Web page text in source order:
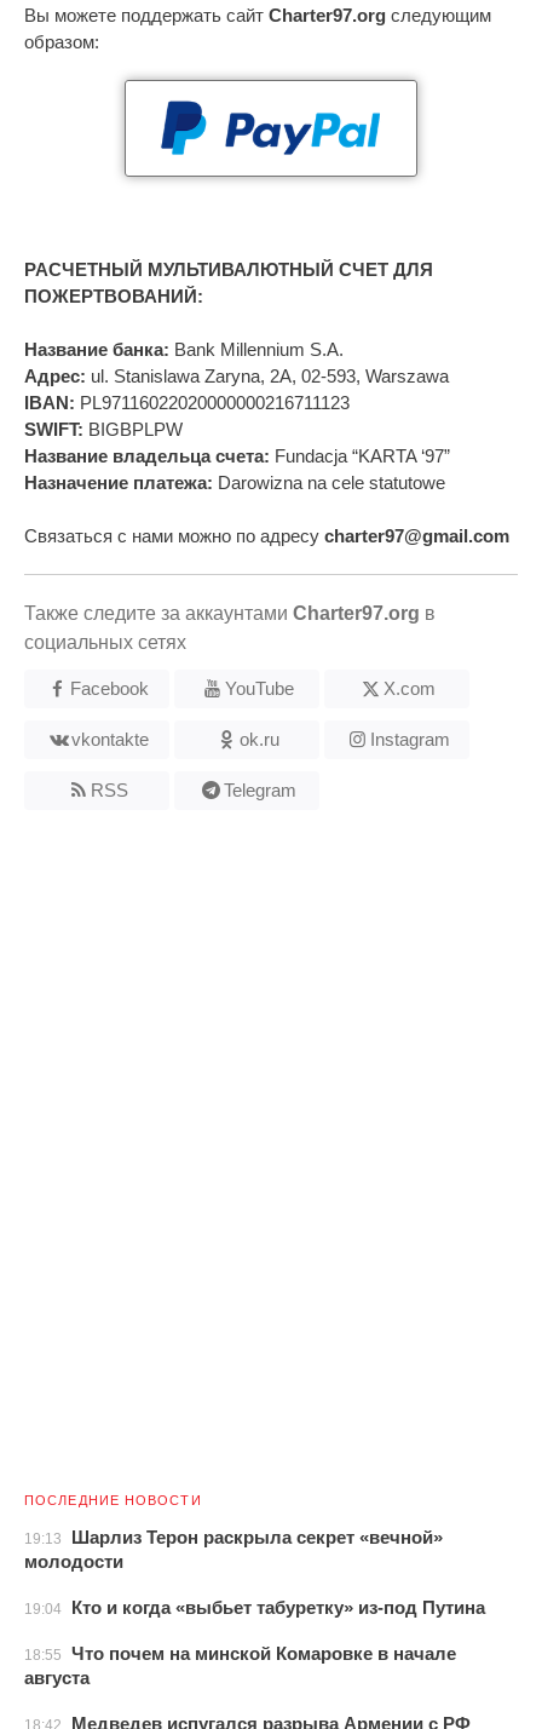
Вы можете поддержать сайт Charter97.org следующим
образом:
РАСЧЕТНЫЙ МУЛЬТИВАЛЮТНЫЙ СЧЕТ ДЛЯ
ПОЖЕРТВОВАНИЙ:
Название банка: Bank Millennium S.A.
Адрес: ul. Stanislawa Zaryna, 2A, 02-593, Warszawa
IBAN: PL97116022020000000216711123
SWIFT: BIGBPLPW
Название владельца счета: Fundacja “KARTA ‘97”
Назначение платежа: Darowizna na cele statutowe
Связаться с нами можно по адресу charter97@gmail.com
Также следите за аккаунтами Charter97.org в
социальных сетях
Facebook YouTube X.com
vkontakte ok.ru Instagram
RSS Telegram
ПОСЛЕДНИЕ НОВОСТИ
19:13
Шарлиз Терон раскрыла секрет «вечной»
молодости
19:04 Кто и когда «выбьет табуретку» из-под Путина
18:55
Что почем на минской Комаровке в начале
августа
18:42 Медведев испугался разрыва Армении с РФ